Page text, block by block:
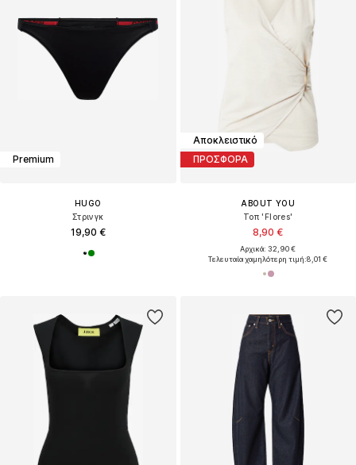
Premium
HUGO
Στρινγκ
19,90 €
Αποκλειστικό
ΠΡΟΣΦΟΡΑ
ABOUT YOU
Τοπ 'Flores'
8,90 €
Αρχικά: 32,90 €
Τελευταία χαμηλότερη τιμή:8,01 €